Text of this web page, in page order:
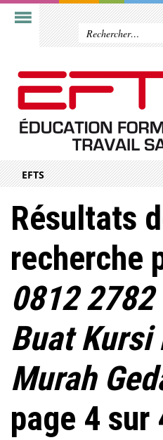
EFTS
Résultats
recherche
0812
Buat Kursi
Murah
page 4 sur